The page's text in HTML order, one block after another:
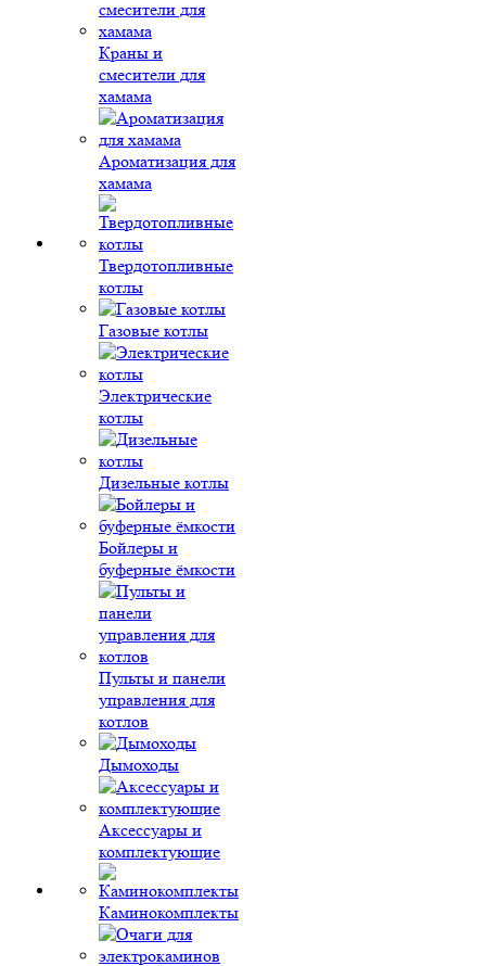
Краны и
смесители для
хамама
Ароматизация для
хамама
Твердотопливные
котлы
Газовые котлы
Электрические
котлы
Дизельные котлы
Бойлеры и
буферные ёмкости
Пульты и панели
управления для
котлов
Дымоходы
Аксессуары и
комплектующие
Каминокомплекты